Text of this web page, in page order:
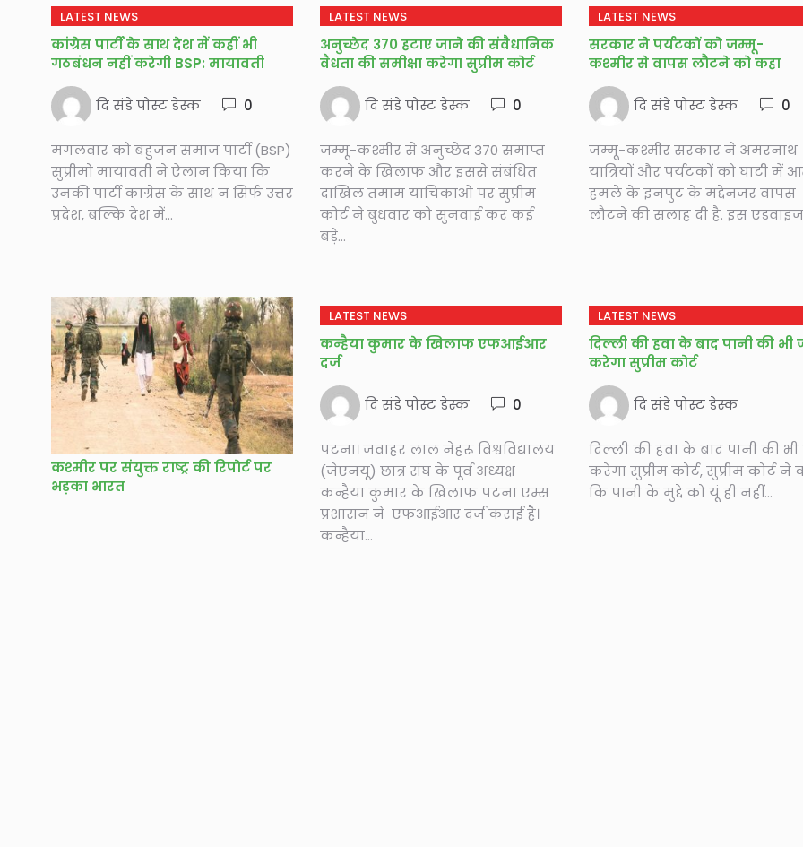
LATEST NEWS
कांग्रेस पार्टी के साथ देश में कहीं भी
गठबंधन नहीं करेगी BSP: मायावती
दि संडे पोस्ट डेस्क 0
मंगलवार को बहुजन समाज पार्टी (BSP)
सुप्रीमो मायावती ने ऐलान किया कि
उनकी पार्टी कांग्रेस के साथ न सिर्फ उत्तर
प्रदेश, बल्कि देश में...
LATEST NEWS
अनुच्छेद 370 हटाए जाने की संवैधानिक
वैधता की समीक्षा करेगा सुप्रीम कोर्ट
दि संडे पोस्ट डेस्क 0
जम्मू-कश्मीर से अनुच्छेद 370 समाप्त
करने के खिलाफ और इससे संबंधित
दाखिल तमाम याचिकाओं पर सुप्रीम
कोर्ट ने बुधवार को सुनवाई कर कई
बड़े...
LATEST NEWS
सरकार ने पर्यटकों को जम्मू-
कश्मीर से वापस लौटने को कहा
दि संडे पोस्ट डेस्क 0
जम्मू-कश्मीर सरकार ने अमरनाथ
यात्रियों और पर्यटकों को घाटी में
हमले के इनपुट के मद्देनजर वापस
लौटने की सलाह दी है. इस
कश्मीर पर संयुक्त राष्ट्र की रिपोर्ट पर
भड़का भारत
LATEST NEWS
कन्हैया कुमार के खिलाफ एफआईआर
दर्ज
दि संडे पोस्ट डेस्क 0
पटना। जवाहर लाल नेहरू विश्वविद्यालय
(जेएनयू) छात्र संघ के पूर्व अध्यक्ष
कन्हैया कुमार के खिलाफ पटना एम्स
प्रशासन ने एफआईआर दर्ज कराई है।
कन्हैया...
LATEST NEWS
दिल्ली की हवा के बाद पानी की भी
करेगा सुप्रीम कोर्ट
दि संडे पोस्ट डेस्क
दिल्ली की हवा के बाद पानी की
करेगा सुप्रीम कोर्ट, सुप्रीम कोर्ट ने
कि पानी के मुद्दे को यूं ही नहीं...